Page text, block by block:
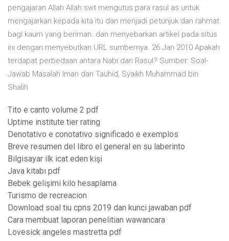
pengajaran Allah Allah swt mengutus para rasul as untuk
mengajarkan kepada kita itu dan menjadi petunjuk dan rahmat
bagi kaum yang beriman. dan menyebarkan artikel pada situs
ini dengan menyebutkan URL sumbernya. 26 Jan 2010 Apakah
terdapat perbedaan antara Nabi dan Rasul? Sumber: Soal-
Jawab Masalah Iman dan Tauhid, Syaikh Muhammad bin
Shalih
Tito e canto volume 2 pdf
Uptime institute tier rating
Denotativo e conotativo significado e exemplos
Breve resumen del libro el general en su laberinto
Bilgisayar ilk icat eden kişi
Java kitabı pdf
Bebek gelişimi kilo hesaplama
Turismo de recreacion
Download soal tiu cpns 2019 dan kunci jawaban pdf
Cara membuat laporan penelitian wawancara
Lovesick angeles mastretta pdf